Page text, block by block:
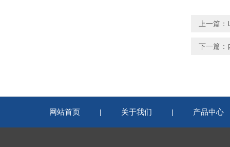
上一篇：
下一篇：
网站首页 | 关于我们 | 产品中心